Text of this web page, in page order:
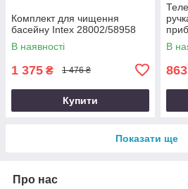
Комплект для чищення
басейну Intex 28002/58958
В наявності
1 375 ₴ 1 476 ₴
Купити
мм)
В
863
Показати ще
Про нас